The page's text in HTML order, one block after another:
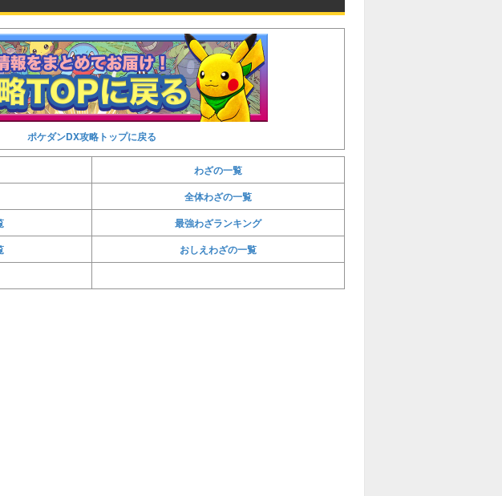
ポケダンDX攻略トップに戻る
わざの一覧
全体わざの一覧
最強わざランキング
おしえわざの一覧